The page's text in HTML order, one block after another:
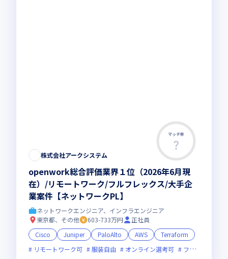
マッチ率
株式会社アークシステム
openwork総合評価業界１位（2026年6月現
在）/リモートワーク/フルフレックス/大手企
業案件【ネットワークPL】
ネットワークエンジニア、インフラエンジニア
東京都、その他
603-733万円
正社員
Cisco
Juniper PaloAlto AWS
Terraform
リモートワーク可
服装自由 オンライン選考可 フレックス制度あり